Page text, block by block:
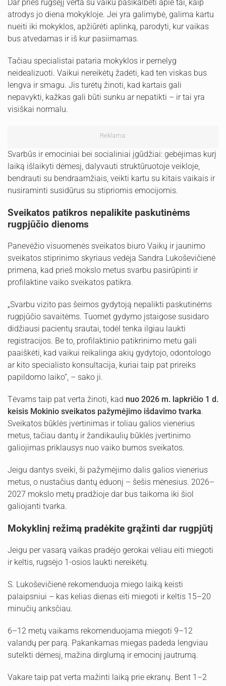
Dar prieš rugsėjį verta su vaiku pasikalbėti apie tai, kaip
atrodys jo diena mokykloje. Jei yra galimybė, galima kartu
nueiti iki mokyklos, apžiūrėti aplinką, parodyti, kur vaikas
bus atvedamas ir iš kur pasiimamas.
Tačiau specialistai pataria mokyklos ir pernelyg
neidealizuoti. Vaikui nereikėtų žadėti, kad ten viskas bus
lengva ir smagu. Jis turėtų žinoti, kad kartais gali
nepavykti, kažkas gali būti sunku ar nepatikti – ir tai yra
visiškai normalu.
Reklama:
Svarbūs ir emociniai bei socialiniai įgūdžiai: gebėjimas kurį
laiką išlaikyti dėmesį, dalyvauti struktūruotoje veikloje,
bendrauti su bendraamžiais, veikti kartu su kitais vaikais ir
nusiraminti susidūrus su stipriomis emocijomis.
Sveikatos patikros nepalikite paskutinėms
rugpjūčio dienoms
Panevėžio visuomenės sveikatos biuro Vaikų ir jaunimo
sveikatos stiprinimo skyriaus vedėja Sandra Lukoševičienė
primena, kad prieš mokslo metus svarbu pasirūpinti ir
profilaktine vaiko sveikatos patikra.
„Svarbu vizito pas šeimos gydytoją nepalikti paskutinėms
rugpjūčio savaitėms. Tuomet gydymo įstaigose susidaro
didžiausi pacientų srautai, todėl tenka ilgiau laukti
registracijos. Be to, profilaktinio patikrinimo metu gali
paaiškėti, kad vaikui reikalinga akių gydytojo, odontologo
ar kito specialisto konsultacija, kuriai taip pat prireiks
papildomo laiko“, – sako ji.
Tėvams taip pat verta žinoti, kad nuo 2026 m. lapkričio 1 d.
keisis Mokinio sveikatos pažymėjimo išdavimo tvarka.
Sveikatos būklės įvertinimas ir toliau galios vienerius
metus, tačiau dantų ir žandikaulių būklės įvertinimo
galiojimas priklausys nuo vaiko burnos sveikatos.
Jeigu dantys sveiki, ši pažymėjimo dalis galios vienerius
metus, o nustačius dantų ėduonį – šešis mėnesius. 2026–
2027 mokslo metų pradžioje dar bus taikoma iki šiol
galiojanti tvarka.
Mokyklinį režimą pradėkite grąžinti dar rugpjūtį
Jeigu per vasarą vaikas pradėjo gerokai vėliau eiti miegoti
ir keltis, rugsėjo 1-osios laukti nereikėtų.
S. Lukoševičienė rekomenduoja miego laiką keisti
palaipsniui – kas kelias dienas eiti miegoti ir keltis 15–20
minučių anksčiau.
6–12 metų vaikams rekomenduojama miegoti 9–12
valandų per parą. Pakankamas miegas padeda lengviau
sutelkti dėmesį, mažina dirglumą ir emocinį jautrumą.
Vakare taip pat verta mažinti laiką prie ekranų. Bent 1–2